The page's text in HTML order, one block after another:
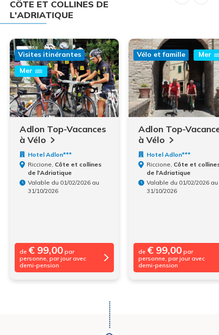
CÔTE ET COLLINES DE
L'ADRIATIQUE
Visites itinérantes
Mer
Adlon Top-Vacances
à Vélo
Hotel Adlon***
Riccione, Côte et collines
de l'Adriatique
Valable du 01/02/2026 au
31/10/2026
de € 99,00 par
personne, par jour avec
demi-pension
Vélo et famille Mer
Adlon Top-
à Vélo
Hotel Adlon***
Riccione, Côte et
de l'Adriatique
Valable du 01/02/2026 au
31/10/2026
de € 99,00 par
personne, par jour avec
demi-pension